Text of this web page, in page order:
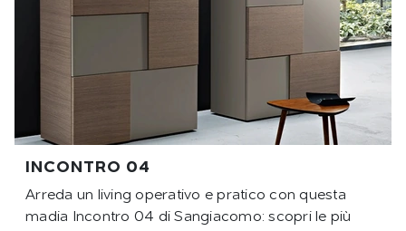
INCONTRO 04
Arreda un living operativo e pratico con questa
madia Incontro 04 di Sangiacomo: scopri le più